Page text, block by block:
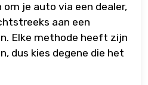
je auto via een dealer,
aan een
Elke methode heeft zijn
dus kies degene die het